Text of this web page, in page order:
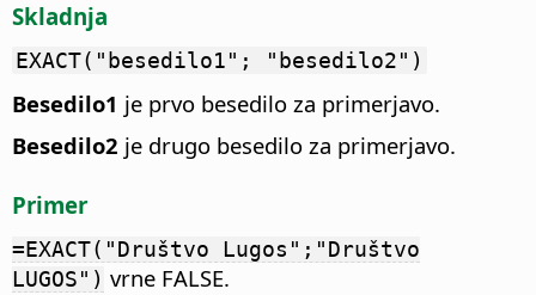
Skladnja
EXACT("besedilo1"; "besedilo2")
Besedilo1 je prvo besedilo za primerjavo.
Besedilo2 je drugo besedilo za primerjavo.
Primer
=EXACT("Društvo Lugos";"Društvo
LUGOS") vrne FALSE.